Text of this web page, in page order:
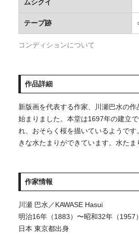
ムシクイ
テープ跡
コンディションについて
作品詳細
新版画を代表する作家、川瀬巴水の
始まりました。本堂は1697年の建立
れ、おそらく桜を描いているようで
きな水たまりができています。水た
作家情報
川瀬 巴水／KAWASE Hasui
明治16年（1883）〜昭和32年（1957）
日本 東京都出身